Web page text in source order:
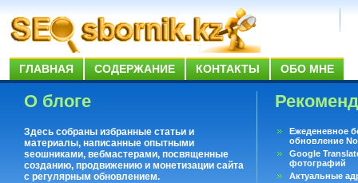
ГЛАВНАЯ СОДЕРЖАНИЕ КОНТАКТЫ ОБО МНЕ
О блоге
Здесь собраны избранные статьи и
материалы, написанные опытными
seoшниками, вебмастерами, посвященные
созданию, продвижению и монетизации сайта
с регулярным обновлением.
Ежеденевное
обновление
Google
фотографий
Актуальные